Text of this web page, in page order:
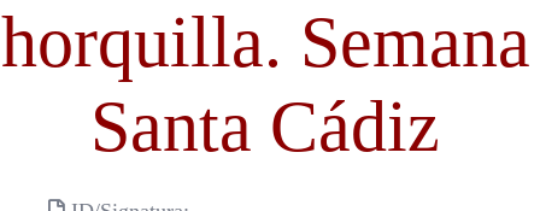
horquilla. Semana
Santa Cádiz